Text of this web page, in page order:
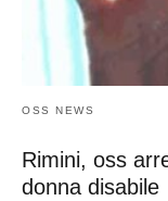
OSS NEWS
Rimini, oss
donna disabile